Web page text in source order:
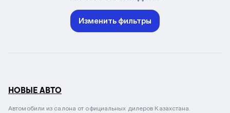
Изменить фильтры
НОВЫЕ АВТО
Автомобили из салона от официальных дилеров Казахстана.